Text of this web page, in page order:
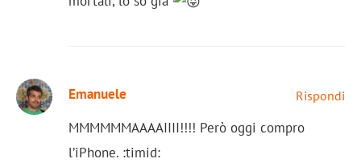
Emanuele Rispondi
MMMMMMAAAAIIII!!!! Però oggi compro
l’iPhone. :timid: